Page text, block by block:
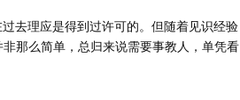
去理应是得到过许可的。但随着见识经验
那么简单，总归来说需要事教人，单凭看